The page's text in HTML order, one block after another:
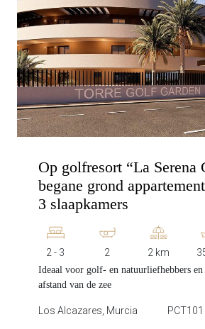
Op golfresort “La Serena
begane grond
3 slaapkamers
2 - 3 2 2 km
Ideaal voor golf- en natuurliefhebbers
afstand van de zee
Los Alcazares, Murcia PCT101